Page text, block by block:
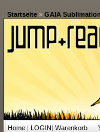
Startseite» GAIA
Home| LOGIN| Warenkorb